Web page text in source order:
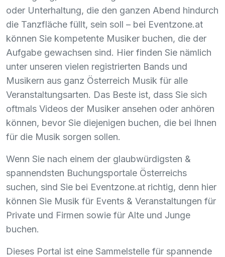
oder Unterhaltung, die den ganzen Abend hindurch
die Tanzfläche füllt, sein soll – bei Eventzone.at
können Sie kompetente Musiker buchen, die der
Aufgabe gewachsen sind. Hier finden Sie nämlich
unter unseren vielen registrierten Bands und
Musikern aus ganz Österreich Musik für alle
Veranstaltungsarten. Das Beste ist, dass Sie sich
oftmals Videos der Musiker ansehen oder anhören
können, bevor Sie diejenigen buchen, die bei Ihnen
für die Musik sorgen sollen.
Wenn Sie nach einem der glaubwürdigsten &
spannendsten Buchungsportale Österreichs
suchen, sind Sie bei Eventzone.at richtig, denn hier
können Sie Musik für Events & Veranstaltungen für
Private und Firmen sowie für Alte und Junge
buchen.
Dieses Portal ist eine Sammelstelle für spannende